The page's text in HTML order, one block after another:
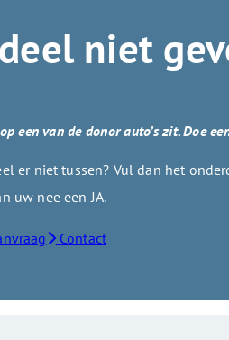
niet
een van de donor auto’s zit. Doe
er niet tussen? Vul dan het
uw nee een JA.
Contact